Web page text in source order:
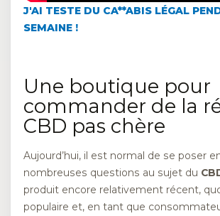
J'AI TESTE DU CA**ABIS LÉGAL
SEMAINE !
Une boutique pour
commander de la
CBD pas chère
Aujourd’hui, il est normal de se poser
nombreuses questions au sujet du
produit encore relativement récent,
populaire et, en tant que